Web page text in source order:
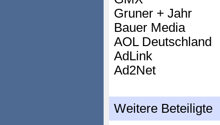
Gruner + Jahr
Bauer Media
AOL Deutschland
AdLink
Ad2Net
Weitere Beteiligte